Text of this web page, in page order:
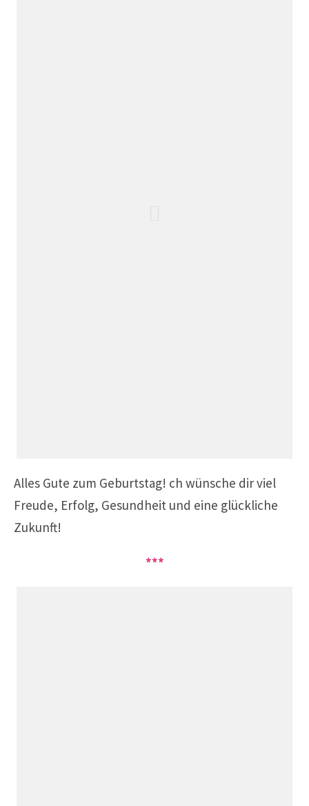
Alles Gute zum Geburtstag! ch wünsche dir viel
Freude, Erfolg, Gesundheit und eine glückliche
Zukunft!
***